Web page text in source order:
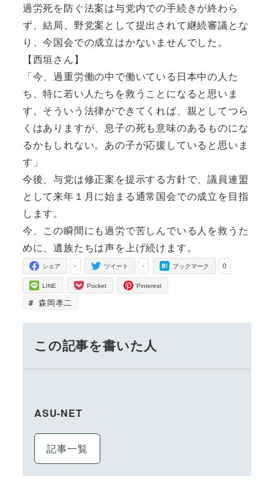
過労死を防ぐ法案は与党内での手続きが終わら
ず、結局、野党案として提出されて継続審議とな
り、今国会での成立はかないませんでした。
【西垣さん】
「今、過重労働の中で働いている日本中の人た
ち、特に若い人たちを救うことになると思いま
す。そういう法律ができてくれば、親としてつら
くはありますが、息子の死も意味のあるものにな
るかもしれない。あの子が応援していると思いま
す」
今後、与党は修正案を提示する方針で、議員連盟
として来年１月に始まる通常国会での成立を目指
します。
今、この瞬間にも過労で苦しんでいる人を救うた
めに、遺族たちは声を上げ続けます。
-
シェア -
ツイート 0
ブックマーク
LINE Pocket Pinterest
森岡孝二
この記事を書いた人
ASU-NET
記事一覧